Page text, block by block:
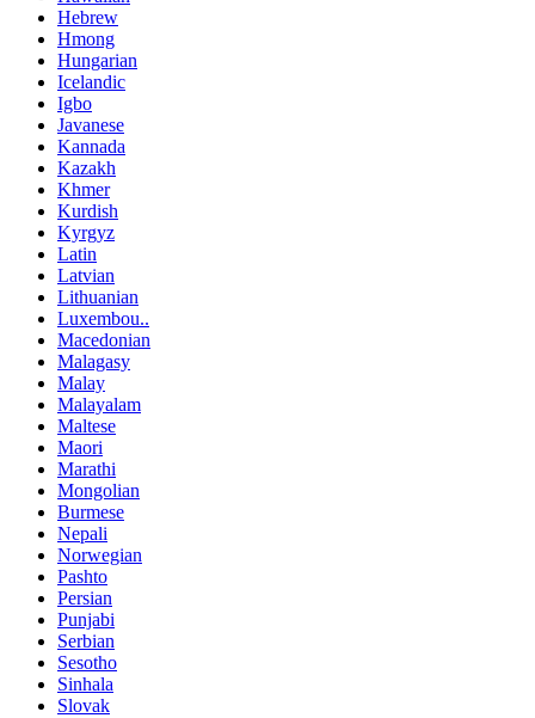
Hebrew
Hmong
Hungarian
Icelandic
Igbo
Javanese
Kannada
Kazakh
Khmer
Kurdish
Kyrgyz
Latin
Latvian
Lithuanian
Luxembou..
Macedonian
Malagasy
Malay
Malayalam
Maltese
Maori
Marathi
Mongolian
Burmese
Nepali
Norwegian
Pashto
Persian
Punjabi
Serbian
Sesotho
Sinhala
Slovak